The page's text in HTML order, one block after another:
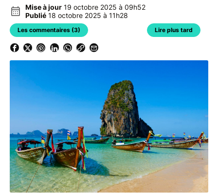
Mise à jour 19 octobre 2025 à 09h52
Publié 18 octobre 2025 à 11h28
Les commentaires (3) Lire plus tard